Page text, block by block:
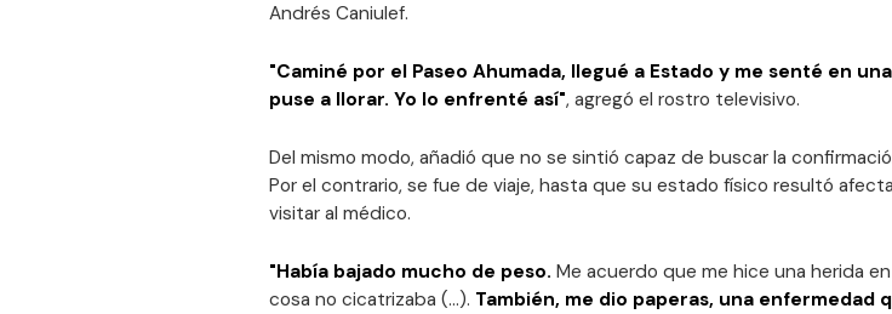
Andrés Caniulef.
"Caminé por el Paseo Ahumada, llegué a Estado y me senté en
puse a llorar. Yo lo enfrenté así", agregó el rostro televisivo.
Del mismo modo, añadió que no se sintió capaz de buscar la
Por el contrario, se fue de viaje, hasta que su estado físico resultó
visitar al médico.
"Había bajado mucho de peso. Me acuerdo que me hice una herida
cosa no cicatrizaba (...). También, me dio paperas, una enfermedad